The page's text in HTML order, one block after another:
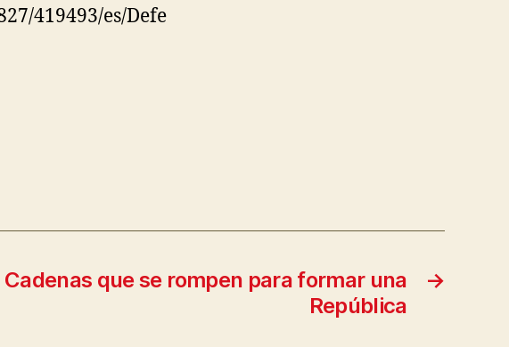
419493/es/Defe
→
Cadenas que se rompen para formar una
República